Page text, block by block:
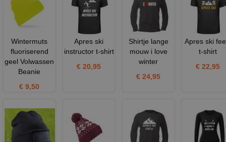
Wintermuts
fluoriserend
geel Volwassen
Beanie
€ 9,50
Apres ski
instructor t-shirt
€ 20,95
Shirtje lange
mouw i love
winter
€ 24,95
Apres ski
t-shirt
€ 22,95